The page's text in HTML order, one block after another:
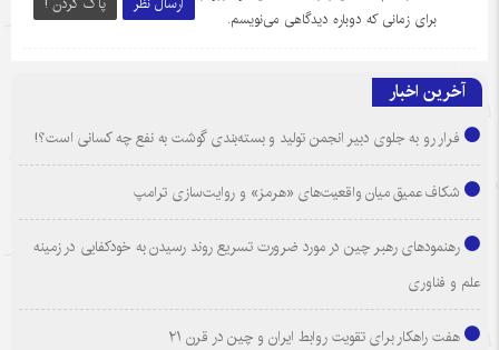
برای زمانی که دوباره دیدگاهی می‌نویسم.
آخرین اخبار
فرار رو به جلوی دبیر انجمن تولید و بسته‌بندی گوشت به نفع چه کسانی است؟!
شکاف عمیق میان واقعیت‌های «هرمز» و روایت‌سازی ترامپ
رهنمودهای رهبر چین در مورد ضرورت تسریع روند رسیدن به خودکفایی در زمینه
علم و فناوری
هفت راهکار برای تقویت روابط ایران و چین در قرن ۲۱